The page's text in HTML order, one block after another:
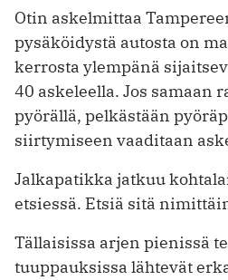
Otin askelmittaa
pysäköidystä autosta on
kerrosta ylempänä
40 askeleella. Jos samaan
pyörällä, pelkästään
siirtymiseen vaaditaan
Jalkapatikka jatkuu
etsiessä. Etsiä sitä
Tällaisissa arjen pienissä
tuuppauksissa lähtevät